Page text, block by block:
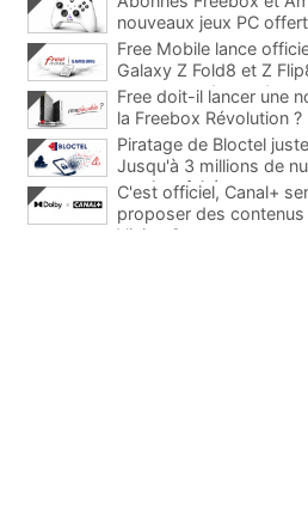
nouveaux jeux PC
Free Mobile lance
Galaxy Z Fold8 et Z
promos et des cadeaux
Free doit-il lancer une
la Freebox Révolution ?
Piratage de Bloctel
Jusqu'à 3 millions de
auraient fuité
C'est officiel, Canal+
proposer des
Vision 2